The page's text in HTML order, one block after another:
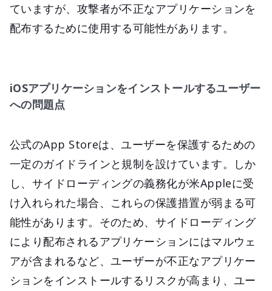
ていますが、攻撃者が不正なアプリケーションを
配布するために使用する可能性があります。
iOSアプリケーションをインストールするユーザー
への問題点
公式のApp Storeは、ユーザーを保護するための
一定のガイドラインと規制を設けています。しか
し、サイドローディングの義務化が米Appleに受
け入れられた場合、これらの保護措置が弱まる可
能性があります。そのため、サイドローディング
により配布されるアプリケーションにはマルウェ
アが含まれるなど、ユーザーが不正なアプリケー
ションをインストールするリスクが高まり、ユー